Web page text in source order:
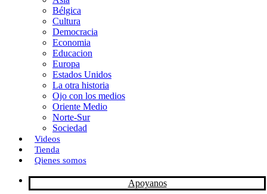
i
r
Bélgica
Cultura
Democracia
Economia
Educacion
Europa
Estados Unidos
La otra historia
Ojo con los medios
Oriente Medio
Norte-Sur
Sociedad
Videos
Tienda
Qienes somos
Apoyanos